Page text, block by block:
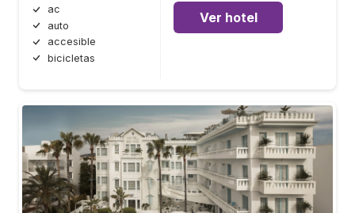
ac
auto
accesible
bicicletas
Ver hotel